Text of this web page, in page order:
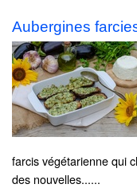
Aubergines
farcis végétarienne qui
des nouvelles......